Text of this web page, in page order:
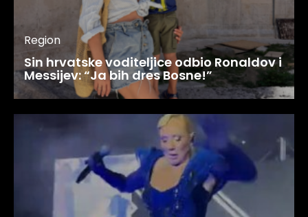
Region
Sin hrvatske voditeljice odbio Ronaldov i
Messijev: “Ja bih dres Bosne!”